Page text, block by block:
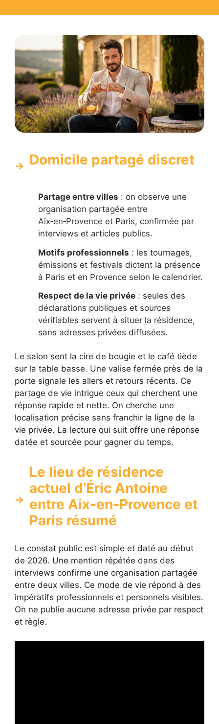
Domicile partagé discret
Partage entre villes : on observe une
organisation partagée entre
Aix‑en‑Provence et Paris, confirmée par
interviews et articles publics.
Motifs professionnels : les tournages,
émissions et festivals dictent la présence
à Paris et en Provence selon le calendrier.
Respect de la vie privée : seules des
déclarations publiques et sources
vérifiables servent à situer la résidence,
sans adresses privées diffusées.
Le salon sent la cire de bougie et le café tiède
sur la table basse. Une valise fermée près de la
porte signale les allers et retours récents. Ce
partage de vie intrigue ceux qui cherchent une
réponse rapide et nette. On cherche une
localisation précise sans franchir la ligne de la
vie privée. La lecture qui suit offre une réponse
datée et sourcée pour gagner du temps.
Le lieu de résidence
actuel d’Éric Antoine
entre Aix‑en‑Provence et
Paris résumé
Le constat public est simple et daté au début
de 2026. Une mention répétée dans des
interviews confirme une organisation partagée
entre deux villes. Ce mode de vie répond à des
impératifs professionnels et personnels visibles.
On ne publie aucune adresse privée par respect
et règle.